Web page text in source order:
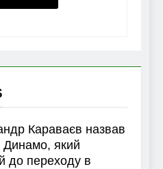
Караваєв назвав
Динамо, який
до переходу в